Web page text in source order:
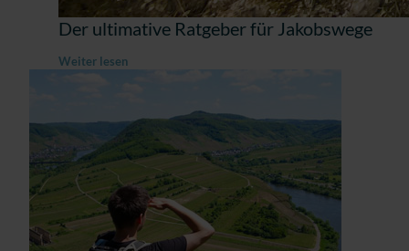
Der ultimative Ratgeber für Jakobswege
Weiter lesen